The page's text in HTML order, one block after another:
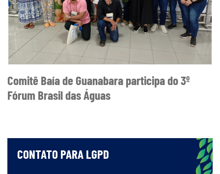
Comitê Baía de Guanabara participa do 3º
Fórum Brasil das Águas
CONTATO PARA LGPD